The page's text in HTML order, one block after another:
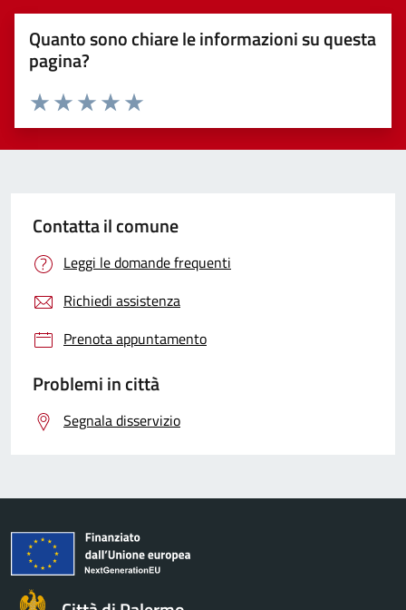
Quanto sono chiare le informazioni su questa
pagina?
Valuta 5 stelle su 5
Valuta 4 stelle su 5
Valuta 3 stelle su 5
Valuta 2 stelle su 5
Valuta 1 stelle su 5
Contatta il comune
Leggi le domande frequenti
Richiedi assistenza
Prenota appuntamento
Problemi in città
Segnala disservizio